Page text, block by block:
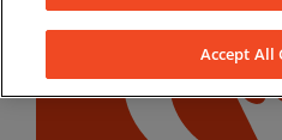
Accept All